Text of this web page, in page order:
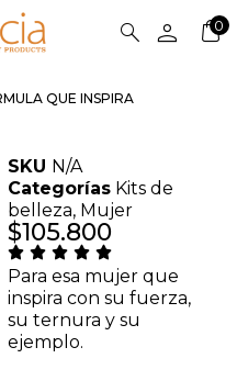
search person 0
QUE INSPIRA
SKU N/A
Categorías Kits de
belleza, Mujer
$105.800
Para esa mujer que
inspira con su fuerza,
su ternura y su
ejemplo.
de esmalte
60 ml